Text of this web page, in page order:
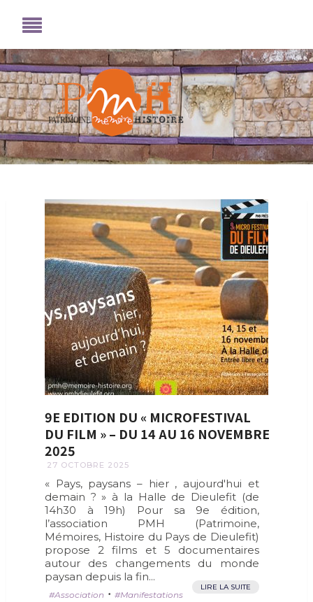
9E EDITION DU « MICROFESTIVAL
DU FILM » – DU 14 AU 16 NOVEMBRE
2025
27 OCTOBRE 2025
« Pays, paysans – hier , aujourd'hui et
demain ? » à la Halle de Dieulefit (de
14h30 à 19h) Pour sa 9e édition,
l’association PMH (Patrimoine,
Mémoires, Histoire du Pays de Dieulefit)
propose 2 films et 5 documentaires
autour des changements du monde
paysan depuis la fin...
LIRE LA SUITE
Association • Manifestations